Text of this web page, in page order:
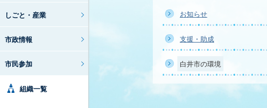
しごと・産業
市政情報
市民参加
組織一覧
お知らせ
支援・助成
白井市の環境